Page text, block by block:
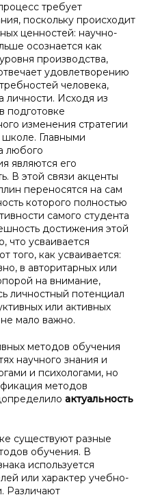
требует
поскольку происходит
ценностей: научно-
осознается как
производства,
удовлетворению
человека,
личности. Исходя из
подготовке
изменения стратегии
Главными
любого
являются его
В этой связи акценты
переносятся на сам
которого полностью
самого студента
достижения этой
что усваивается
того, как усваивается:
в авторитарных или
на внимание,
личностный потенциал
или активных
мало важно.
методов обучения
научного знания и
и психологами, но
методов
актуальность
существуют разные
обучения. В
используется
или характер учебно-
Различают